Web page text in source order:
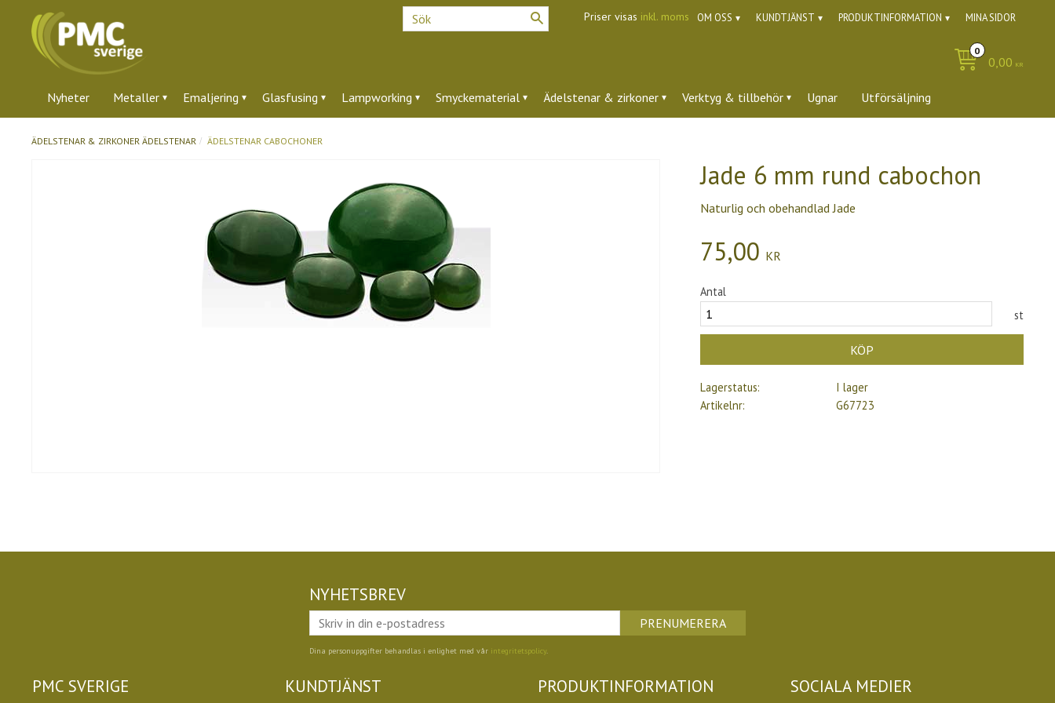
OM OSS KUNDTJÄNST PRODUKTINFORMATION MINA SIDOR
Priser visas inkl. moms
0,00 KR
Nyheter Metaller Emaljering Glasfusing Lampworking Smyckematerial Ädelstenar & zirkoner Verktyg & tillbehör Ugnar Utförsäljning
ÄDELSTENAR & ZIRKONER ÄDELSTENAR ÄDELSTENAR CABOCHONER
Jade 6 mm rund cabochon
Naturlig och obehandlad Jade
75,00 KR
Antal
st
KÖP
Lagerstatus
I lager
Artikelnr
G67723
NYHETSBREV
PRENUMERERA
Dina personuppgifter behandlas i enlighet med vår integritetspolicy.
PMC SVERIGE KUNDTJÄNST PRODUKTINFORMATION SOCIALA MEDIER